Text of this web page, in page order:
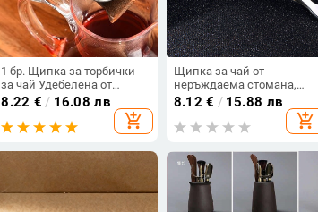
1 бр. Щипка за торбички
за чай Удебелена от
неръждаема стомана
пинсети за лед, захар,
барбекю, щипка, джаджа
принадлежности за чай,
8.22 € / 16.08 лв
add_shopping_cart
Щипка за чай от
неръждаема стомана,
удебелена и по-широка за
чаша за чай, аксесоари за
Gongfu чай, против
хлъзгане,
многофункционални
пинсети
8.12 € / 15.88 лв
add_shopping_cart